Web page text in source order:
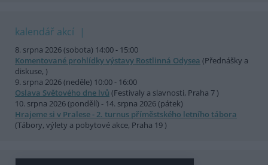
kalendář akcí
8. srpna 2026 (sobota) 14:00 - 15:00
Komentované prohlídky výstavy Rostlinná Odysea (Přednášky a
diskuse, )
9. srpna 2026 (neděle) 10:00 - 16:00
Oslava Světového dne lvů (Festivaly a slavnosti, Praha 7 )
10. srpna 2026 (pondělí) - 14. srpna 2026 (pátek)
Hrajeme si v Pralese - 2. turnus příměstského letního tábora
(Tábory, výlety a pobytové akce, Praha 19 )